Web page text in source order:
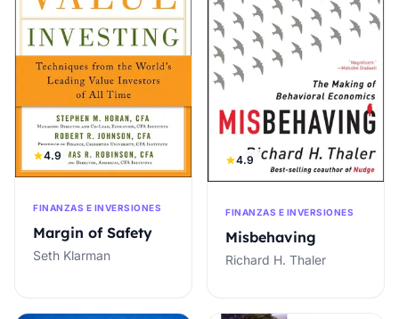
4.9
FINANZAS E INVERSIONES
Margin of Safety
Seth Klarman
4.9
FINANZAS E INVERSIONES
Misbehaving
Richard H. Thaler